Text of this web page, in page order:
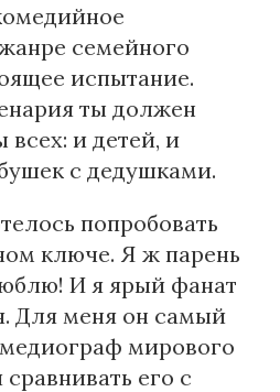
семейного
испытание.
ты должен
всех: и детей, и
с дедушками.
попробовать
ключе. Я ж парень
И я ярый фанат
Для меня он самый
мирового
его с